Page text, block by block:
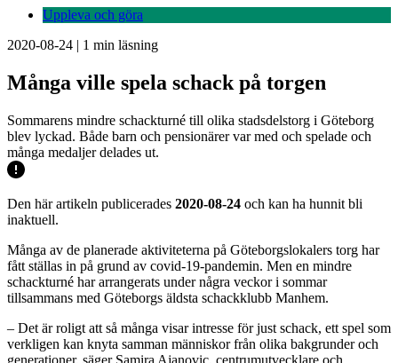
Uppleva och göra
2020-08-24 | 1 min läsning
Många ville spela schack på torgen
Sommarens mindre schackturné till olika stadsdelstorg i Göteborg
blev lyckad. Både barn och pensionärer var med och spelade och
många medaljer delades ut.
Den här artikeln publicerades 2020-08-24 och kan ha hunnit bli
inaktuell.
Många av de planerade aktiviteterna på Göteborgslokalers torg har
fått ställas in på grund av covid-19-pandemin. Men en mindre
schackturné har arrangerats under några veckor i sommar
tillsammans med Göteborgs äldsta schackklubb Manhem.
– Det är roligt att så många visar intresse för just schack, ett spel som
verkligen kan knyta samman människor från olika bakgrunder och
generationer, säger Samira Ajanovic, centrumutvecklare och